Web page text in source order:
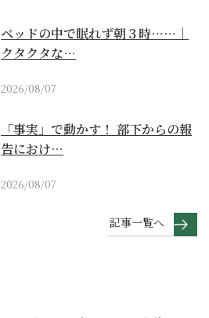
ベッドの中で眠れず朝３時……｜
クタクタな…
2026/08/07
「事実」で動かす！ 部下からの報
告におけ…
2026/08/07
記事一覧へ